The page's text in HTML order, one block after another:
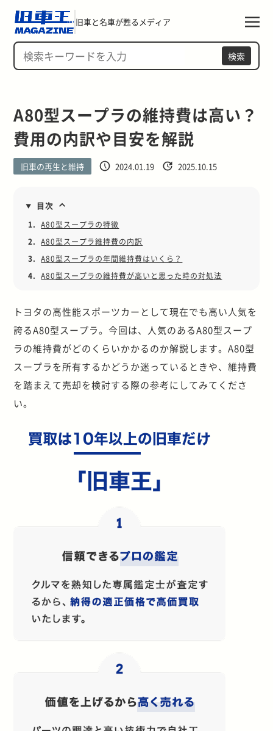
旧車と名車が甦るメディア
検索
A80型スープラの維持費は高い？
費用の内訳や目安を解説
旧車の再生と維持 2024.01.19 2025.10.15
目次
1.
A80型スープラの特徴
2.
A80型スープラ維持費の内訳
3.
A80型スープラの年間維持費はいくら？
4.
A80型スープラの維持費が高いと思った時の対処法
トヨタの高性能スポーツカーとして現在でも高い人気を
誇るA80型スープラ。今回は、人気のあるA80型スープ
ラの維持費がどのくらいかかるのか解説します。A80型
スープラを所有するかどうか迷っているときや、維持費
を踏まえて売却を検討する際の参考にしてみてくださ
い。